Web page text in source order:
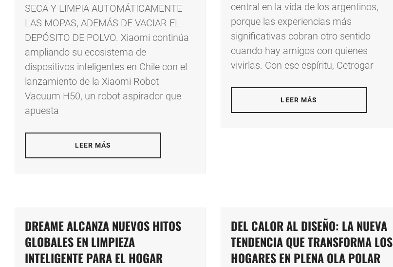
SECA Y LIMPIA AUTOMÁTICAMENTE
LAS MOPAS, ADEMÁS DE VACIAR EL
DEPÓSITO DE POLVO. Xiaomi continúa
ampliando su ecosistema de
dispositivos inteligentes en Chile con el
lanzamiento de la Xiaomi Robot
Vacuum H50, un robot aspirador que
apuesta
LEER MÁS
central en la vida de los argentinos,
porque las experiencias más
significativas cobran otro sentido
cuando hay amigos con quienes
vivirlas. Con ese espíritu, Cetrogar
LEER MÁS
DREAME ALCANZA NUEVOS HITOS
GLOBALES EN LIMPIEZA
INTELIGENTE PARA EL HOGAR
DEL CALOR AL DISEÑO: LA NUEVA
TENDENCIA QUE TRANSFORMA LOS
HOGARES EN PLENA OLA POLAR